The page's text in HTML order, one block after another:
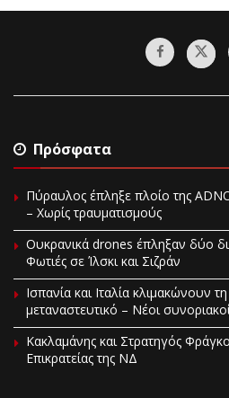
Πρόσφατα
Πύραυλος έπληξε πλοίο της
– Χωρίς τραυματισμούς
Ουκρανικά drones έπληξαν δύο
Φωτιές σε Ίλσκι και Σιζράν
Ισπανία και Ιταλία κλιμακώνουν
μεταναστευτικό – Νέοι
Κακλαμάνης και Στρατηγός
Επικρατείας της ΝΔ